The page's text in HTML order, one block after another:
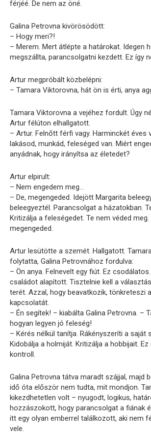
férjéé. De nem az öné.
Galina Petrovna kivörösödött:
– Hogy meri?!
– Merem. Mert átlépte a határokat. Idegen
megszállta, parancsolgatni kezdett. Ez így
Artur megpróbált közbelépni:
– Tamara Viktorovna, hát ön is érti, anya
Tamara Viktorovna a vejéhez fordult. Úgy
Artur félúton elhallgatott.
– Artur. Felnőtt férfi vagy. Harminckét éves
lakásod, munkád, feleséged van. Miért
anyádnak, hogy irányítsa az életedet?
Artur elpirult:
– Nem engedem meg…
– De, megengeded. Idejött Margarita
beleegyeztél. Parancsolgat a házatokban.
Kritizálja a feleségedet. Te nem véded meg.
megengeded.
Artur lesütötte a szemét. Hallgatott.
folytatta, Galina Petrovnához fordulva:
– Ön anya. Felnevelt egy fiút. Ez
családot alapított. Tisztelnie kell a
terét. Azzal, hogy beavatkozik, tönkreteszi
kapcsolatát.
– Én segítek! – kiabálta Galina Petrovna. –
hogyan legyen jó feleség!
– Kérés nélkül tanítja. Rákényszeríti a saját
Kidobálja a holmiját. Kritizálja a hobbijait.
kontroll.
Galina Petrovna tátva maradt szájjal, majd
idő óta először nem tudta, mit mondjon.
kikezdhetetlen volt – nyugodt, logikus,
hozzászokott, hogy parancsolgat a fiának
itt egy olyan emberrel találkozott, aki nem
vele.